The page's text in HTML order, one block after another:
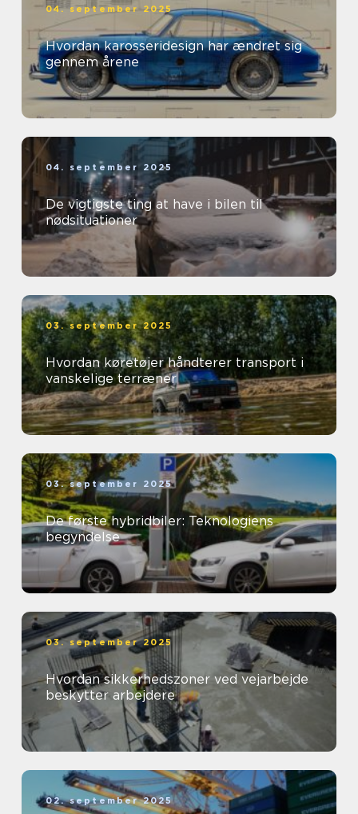
04. september 2025
Hvordan karosseridesign har ændret sig
gennem årene
04. september 2025
De vigtigste ting at have i bilen til
nødsituationer
03. september 2025
Hvordan køretøjer håndterer transport i
vanskelige terræner
03. september 2025
De første hybridbiler: Teknologiens
begyndelse
03. september 2025
Hvordan sikkerhedszoner ved vejarbejde
beskytter arbejdere
02. september 2025